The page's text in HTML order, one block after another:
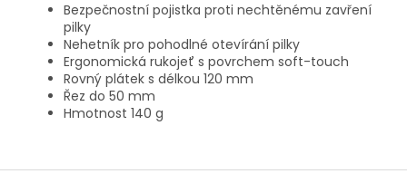
Bezpečnostní pojistka proti nechtěnému zavření
pilky
Nehetník pro pohodlné otevírání pilky
Ergonomická rukojeť s povrchem soft-touch
Rovný plátek s délkou 120 mm
Řez do 50 mm
Hmotnost 140 g
Z